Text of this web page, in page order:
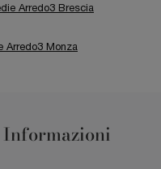
Arredo3 Brescia
Arredo3 Monza